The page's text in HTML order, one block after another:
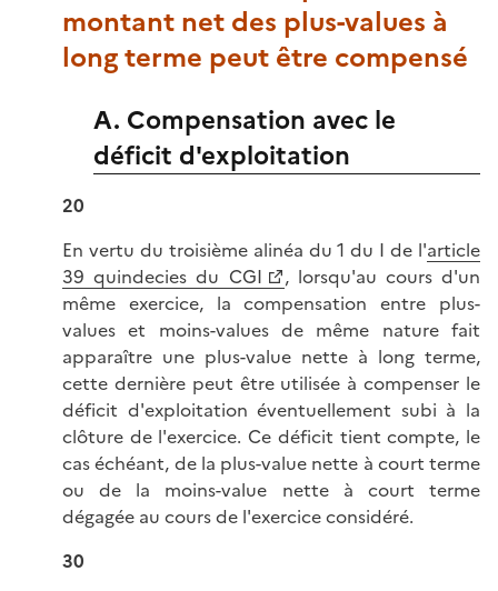
montant net des plus-values à
long terme peut être compensé
A. Compensation avec le
déficit d'exploitation
20
En vertu du troisième alinéa du 1 du I de l'article
39 quindecies du CGI
, lorsqu'au cours d'un
même exercice, la compensation entre plus-
values et moins-values de même nature fait
apparaître une plus-value nette à long terme,
cette dernière peut être utilisée à compenser le
déficit d'exploitation éventuellement subi à la
clôture de l'exercice. Ce déficit tient compte, le
cas échéant, de la plus-value nette à court terme
ou de la moins-value nette à court terme
dégagée au cours de l'exercice considéré.
30